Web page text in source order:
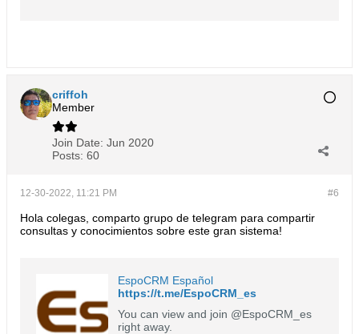
criffoh
Member
Join Date: Jun 2020
Posts: 60
#6
12-30-2022, 11:21 PM
Hola colegas, comparto grupo de telegram para compartir
consultas y conocimientos sobre este gran sistema!
EspoCRM Español
https://t.me/EspoCRM_es
You can view and join @EspoCRM_es
right away.